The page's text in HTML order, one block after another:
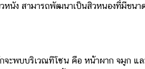
นัง สามารถพัฒนาเป็นสิวหนองที่มีขนา
ะพบบริเวณทีโซน คือ หน้าผาก จมูก แล